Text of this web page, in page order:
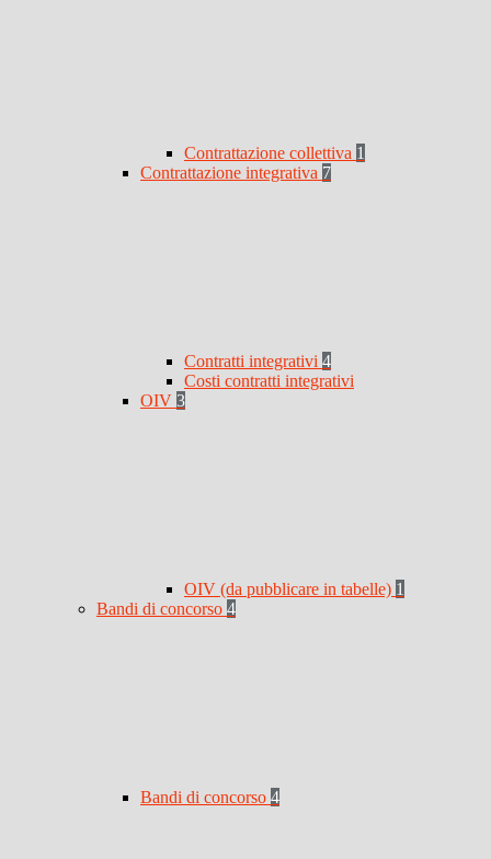
Contrattazione collettiva 1
Contrattazione integrativa 7
Contratti integrativi 4
Costi contratti integrativi
OIV 3
OIV (da pubblicare in tabelle) 1
Bandi di concorso 4
Bandi di concorso 4